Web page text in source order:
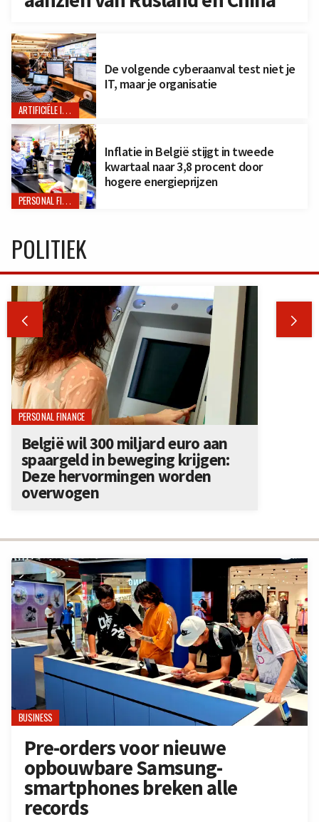
ARTIFICIËLE INTELLIGENTIE
De volgende cyberaanval test niet je
IT, maar je organisatie
PERSONAL FINANCE
Inflatie in België stijgt in tweede
kwartaal naar 3,8 procent door
hogere energieprijzen
BUSINESS
Pre-orders voor nieuwe
opbouwbare Samsung-
smartphones breken alle
records
POLITIEK
 
PERSONAL FINANCE
België wil 300 miljard euro aan
spaargeld in beweging krijgen:
Deze hervormingen worden
overwogen